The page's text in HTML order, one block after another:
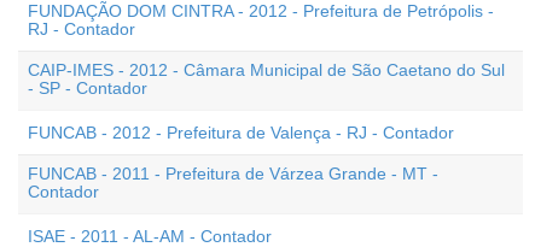
FUNDAÇÃO DOM CINTRA - 2012 - Prefeitura de Petrópolis -
RJ - Contador
CAIP-IMES - 2012 - Câmara Municipal de São Caetano do Sul
- SP - Contador
FUNCAB - 2012 - Prefeitura de Valença - RJ - Contador
FUNCAB - 2011 - Prefeitura de Várzea Grande - MT -
Contador
ISAE - 2011 - AL-AM - Contador